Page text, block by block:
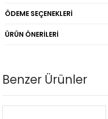
ÖDEME SEÇENEKLERI
ÜRÜN ÖNERILERI
Benzer Ürünler